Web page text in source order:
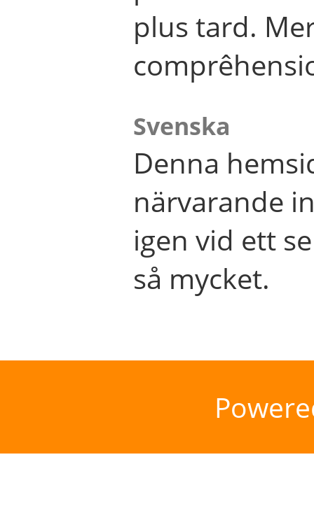
plus tard.
Svenska
Denna
närvarande
igen vid ett
så mycket.